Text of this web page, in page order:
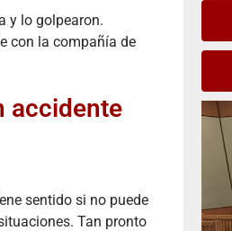
y lo golpearon.
con la compañía de
accidente
sentido si no puede
Tan pronto